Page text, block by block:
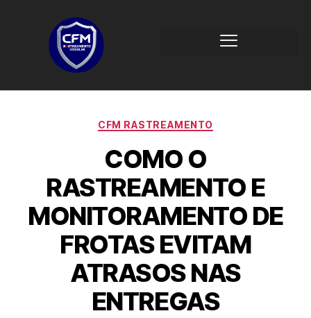
CFM RASTREAMENTO
COMO O
RASTREAMENTO E
MONITORAMENTO DE
FROTAS EVITAM
ATRASOS NAS
ENTREGAS